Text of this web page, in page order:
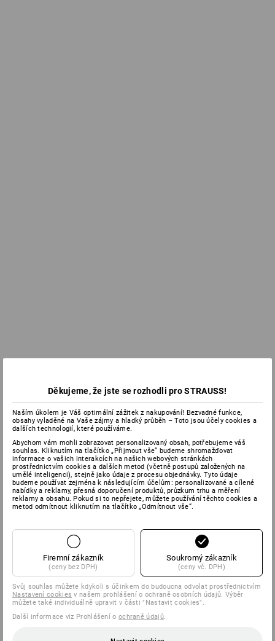
Děkujeme, že jste se rozhodli pro STRAUSS!
Naším úkolem je Váš optimální zážitek z nakupování! Bezvadné funkce,
obsahy vyladěné na Vaše zájmy a hladký průběh – Toto jsou účely cookies a
dalších technologií, které používáme.
Abychom vám mohli zobrazovat personalizovaný obsah, potřebujeme váš
souhlas. Kliknutím na tlačítko „Přijmout vše“ budeme shromažďovat
informace o vašich interakcích na našich webových stránkách
prostřednictvím cookies a dalších metod (včetně postupů založených na
umělé inteligenci), stejně jako údaje z procesu objednávky. Tyto údaje
budeme používat zejména k následujícím účelům: personalizované a cílené
nabídky a reklamy, přesná doporučení produktů, průzkum trhu a měření
reklamy a obsahu. Pokud si to nepřejete, můžete používání těchto cookies a
metod odmítnout kliknutím na tlačítko „Odmítnout vše“.
Firemní zákazník
(ceny bez DPH)
Soukromý zákazník
(ceny vč. DPH)
Svůj souhlas můžete kdykoli s účinkem do budoucna odvolat prostřednictvím
Nastavení cookies v našem prohlášení o ochraně osobních údajů. Výběr
můžete také individuálně upravit v části "Nastavit cookies".
Další informace viz Prohlášení o ochraně údajů.